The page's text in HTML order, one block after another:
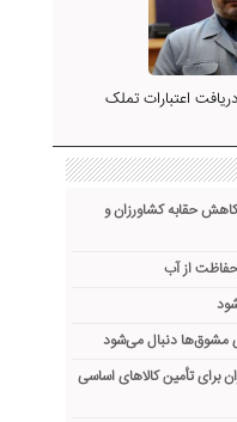
اعتبارات تملک
کاهش حقابه کشاورزان و
حفاظت از آب
مشوق‌ها دنبال می‌شود
برای تأمین کالاهای اساسی